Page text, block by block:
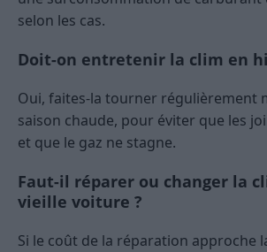
selon les cas.
Doit-on entretenir la clim en
Oui, faites-la tourner régulièrement
saison chaude, pour éviter que les
et que le gaz ne stagne.
Faut-il réparer ou changer la
vieille voiture ?
Si le coût de la réparation approche